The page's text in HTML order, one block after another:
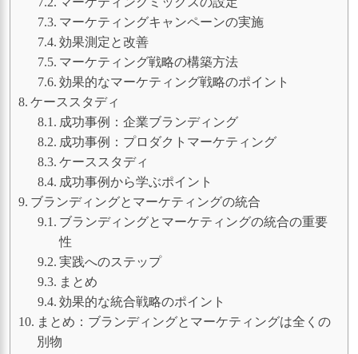
マーケティングキャンペーンの実施
効果測定と改善
マーケティング戦略の構築方法
効果的なマーケティング戦略のポイント
ケーススタディ
成功事例：企業ブランディング
成功事例：プロダクトマーケティング
ケーススタディ
成功事例から学ぶポイント
ブランディングとマーケティングの統合
ブランディングとマーケティングの統合の重要
性
実践へのステップ
まとめ
効果的な統合戦略のポイント
まとめ：ブランディングとマーケティングは全くの
別物